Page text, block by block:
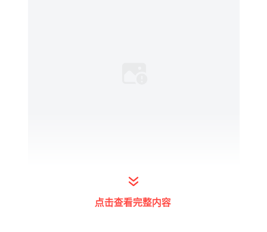
点击查看完整内容